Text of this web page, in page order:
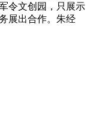
令文创园，只展示
展出合作。朱经